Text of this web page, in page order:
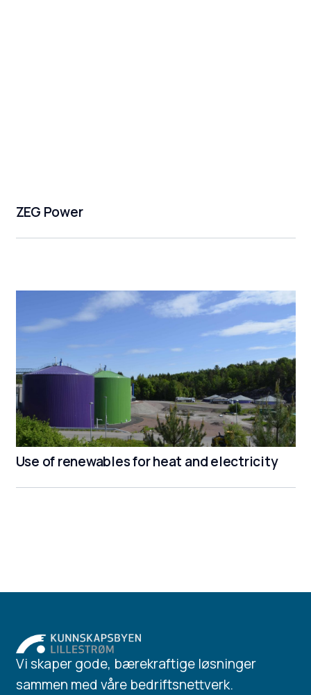
ZEG Power
Use of renewables for heat and electricity
Vi skaper gode, bærekraftige løsninger
sammen med våre bedriftsnettverk.